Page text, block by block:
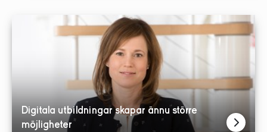
Digitala utbildningar skapar ännu större
möjligheter